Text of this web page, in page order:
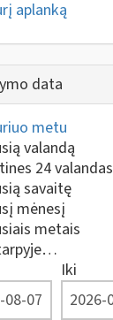
aplanką
data
metu
valandą
24 valandas
savaitę
mėnesį
metais
Iki